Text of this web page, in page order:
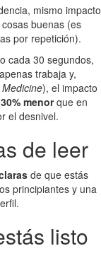
mismo impacto
buenas (es
por repetición).
cada 30 segundos,
trabaja y,
), el impacto
30% menorque en
el desnivel.
de leer
de que estás
principiantes y una
listo